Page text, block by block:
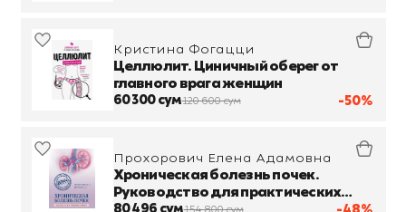
-50%
Кристина Фогацци
Целлюлит. Циничный оберег от
главного врага женщин
60 300 сум120 600 сум
Прохорович Елена Адамовна
Хроническая болезнь почек.
Руководство для практических
80 496 сум154 800 сум